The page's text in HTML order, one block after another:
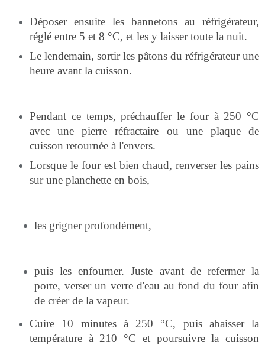
Déposer ensuite les bannetons au réfrigérateur,
réglé entre 5 et 8 °C, et les y laisser toute la nuit.
Le lendemain, sortir les pâtons du réfrigérateur une
heure avant la cuisson.
Pendant ce temps, préchauffer le four à 250 °C
avec une pierre réfractaire ou une plaque de
cuisson retournée à l'envers.
Lorsque le four est bien chaud, renverser les pains
sur une planchette en bois,
les grigner profondément,
puis les enfourner. Juste avant de refermer la
porte, verser un verre d'eau au fond du four afin
de créer de la vapeur.
Cuire 10 minutes à 250 °C, puis abaisser la
température à 210 °C et poursuivre la cuisson